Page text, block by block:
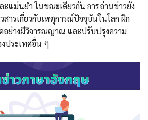
ะแม่นยำ ในขณะเดียวกัน การอ่านข่าวยัง
ารเกี่ยวกับเหตุการณ์ปัจจุบันในโลก ฝึก
อย่างมีวิจารณญาณ และปรับปรุงความ
ประเทศอื่น ๆ